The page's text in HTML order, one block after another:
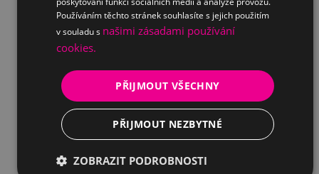
Používáním těchto stránek souhlasíte s jejich použitím
v souladu s našimi zásadami používání
cookies.
PŘIJMOUT VŠECHNY
PŘIJMOUT NEZBYTNÉ
ZOBRAZIT PODROBNOSTI